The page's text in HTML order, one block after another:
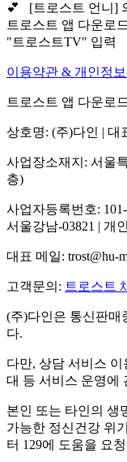
💕 [트로스트 언니]
트로스트 앱 다운로
"트로스트TV" 입력
이용약관 & 개인정
트로스트 앱 다운로드
상호명: (주)다인 | 대
사업장소재지: 서울
층)
사업자등록번호:
서울강남-03821 | 개
대표 메일: trost@hu-
고객문의: 트로스트
(주)다인은 통신판매
다.
다만, 상담 서비스
대 등 서비스 운영에
본인 또는 타인의 생
가능한 정신건강 위
터 129에 도움을 요